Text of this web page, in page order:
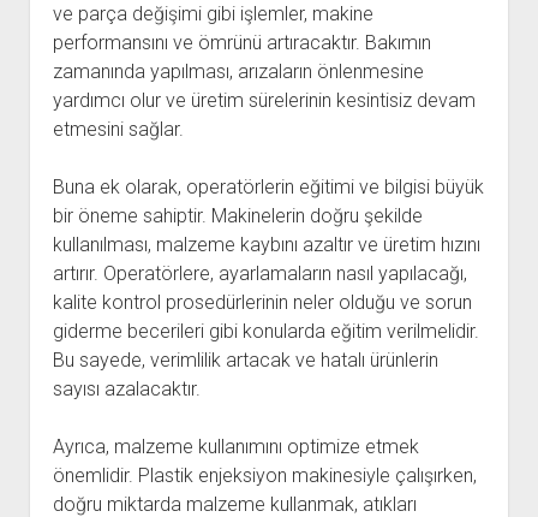
ve parça değişimi gibi işlemler, makine
performansını ve ömrünü artıracaktır. Bakımın
zamanında yapılması, arızaların önlenmesine
yardımcı olur ve üretim sürelerinin kesintisiz devam
etmesini sağlar.
Buna ek olarak, operatörlerin eğitimi ve bilgisi büyük
bir öneme sahiptir. Makinelerin doğru şekilde
kullanılması, malzeme kaybını azaltır ve üretim hızını
artırır. Operatörlere, ayarlamaların nasıl yapılacağı,
kalite kontrol prosedürlerinin neler olduğu ve sorun
giderme becerileri gibi konularda eğitim verilmelidir.
Bu sayede, verimlilik artacak ve hatalı ürünlerin
sayısı azalacaktır.
Ayrıca, malzeme kullanımını optimize etmek
önemlidir. Plastik enjeksiyon makinesiyle çalışırken,
doğru miktarda malzeme kullanmak, atıkları